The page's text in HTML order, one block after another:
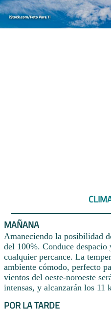
MAÑANA
Amaneciendo la posibilidad
del 100%. Conduce
cualquier percance. La
ambiente cómodo, perfecto
vientos del oeste-noroeste
intensas, y alcanzarán los 11
POR LA TARDE